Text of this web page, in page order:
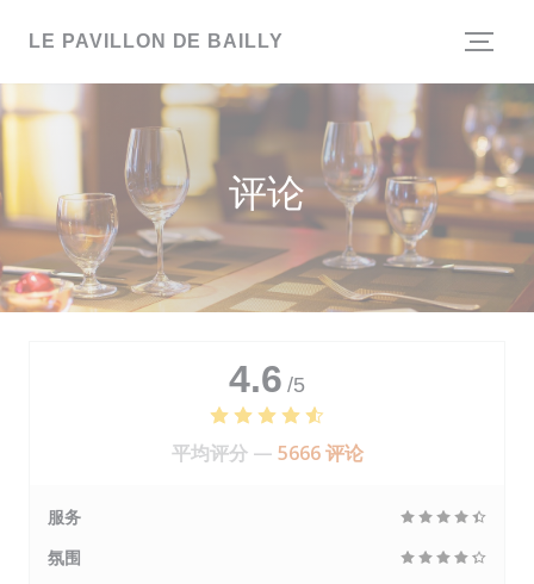
LE PAVILLON DE BAILLY
评论
4.6 /5
平均评分 — 5666 评论
服务
氛围